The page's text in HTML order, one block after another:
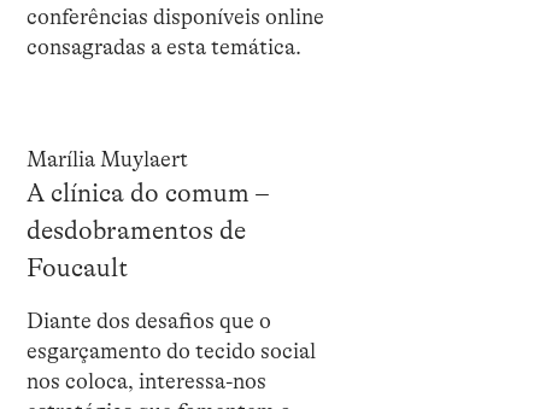
conferências disponíveis online
consagradas a esta temática.
Marília Muylaert
A clínica do comum –
desdobramentos de
Foucault
Diante dos desafios que o
esgarçamento do tecido social
nos coloca, interessa-nos